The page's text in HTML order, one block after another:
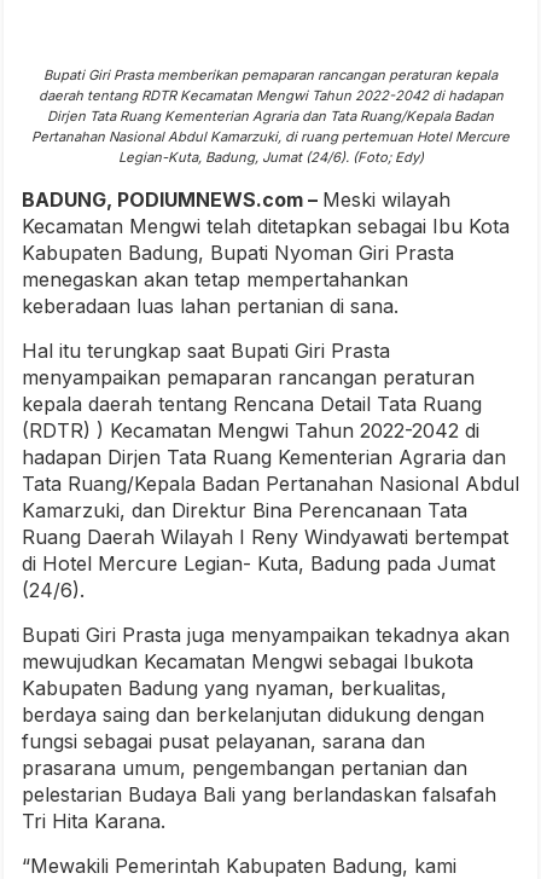
Bupati Giri Prasta memberikan pemaparan rancangan peraturan kepala
daerah tentang RDTR Kecamatan Mengwi Tahun 2022-2042 di hadapan
Dirjen Tata Ruang Kementerian Agraria dan Tata Ruang/Kepala Badan
Pertanahan Nasional Abdul Kamarzuki, di ruang pertemuan Hotel Mercure
Legian-Kuta, Badung, Jumat (24/6). (Foto; Edy)
BADUNG, PODIUMNEWS.com – Meski wilayah
Kecamatan Mengwi telah ditetapkan sebagai Ibu Kota
Kabupaten Badung, Bupati Nyoman Giri Prasta
menegaskan akan tetap mempertahankan
keberadaan luas lahan pertanian di sana.
Hal itu terungkap saat Bupati Giri Prasta
menyampaikan pemaparan rancangan peraturan
kepala daerah tentang Rencana Detail Tata Ruang
(RDTR) ) Kecamatan Mengwi Tahun 2022-2042 di
hadapan Dirjen Tata Ruang Kementerian Agraria dan
Tata Ruang/Kepala Badan Pertanahan Nasional Abdul
Kamarzuki, dan Direktur Bina Perencanaan Tata
Ruang Daerah Wilayah I Reny Windyawati bertempat
di Hotel Mercure Legian- Kuta, Badung pada Jumat
(24/6).
Bupati Giri Prasta juga menyampaikan tekadnya akan
mewujudkan Kecamatan Mengwi sebagai Ibukota
Kabupaten Badung yang nyaman, berkualitas,
berdaya saing dan berkelanjutan didukung dengan
fungsi sebagai pusat pelayanan, sarana dan
prasarana umum, pengembangan pertanian dan
pelestarian Budaya Bali yang berlandaskan falsafah
Tri Hita Karana.
“Mewakili Pemerintah Kabupaten Badung, kami